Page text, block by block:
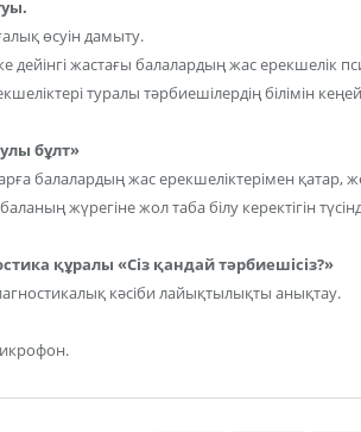
өсуін дамыту.
дейінгі жастағы балалардың жас ерекшелік
туралы тәрбиешілердің білімін
бұлт»
балалардың жас ерекшеліктерімен қатар,
жүрегіне жол таба білу керектігін
құралы «Сіз қандай тәрбиешісіз?»
кәсіби лайықтылықты анықтау.